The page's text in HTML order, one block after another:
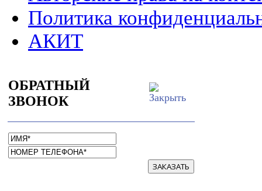
Политика
АКИТ
ОБРАТНЫЙ
ЗВОНОК
ЗАКАЗАТЬ